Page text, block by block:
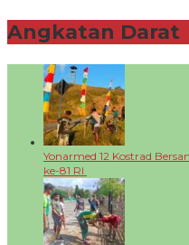
Angkatan Darat
Yonarmed 12 Kostrad
ke-81 RI